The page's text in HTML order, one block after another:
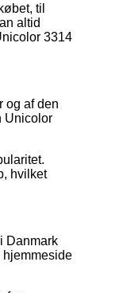
til
altid
3314
og af den
Unicolor
hvilket
Danmark
hjemmeside